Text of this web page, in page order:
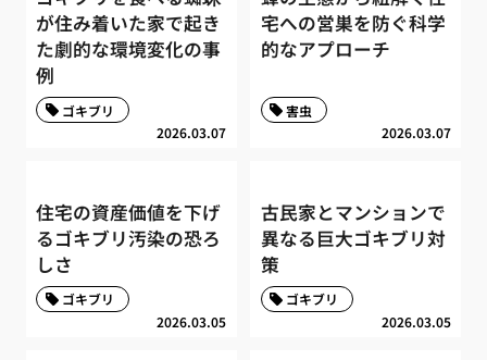
が住み着いた家で起き
た劇的な環境変化の事
例
2026.03.07
ゴキブリ
宅への営巣を防ぐ科学
的なアプローチ
2026.03.07
害虫
住宅の資産価値を下げ
るゴキブリ汚染の恐ろ
しさ
2026.03.05
ゴキブリ
古民家とマンションで
異なる巨大ゴキブリ対
策
2026.03.05
ゴキブリ